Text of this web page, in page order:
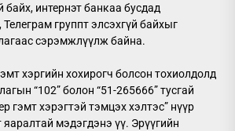
интернэт банкаа бусдад
группт элсэхгүй байхыг
сэрэмжлүүлж байна.
хэргийн хохирогч болсон тохиолдолд
“102” болон “51-265666” тусгай
гэмт хэрэгтэй тэмцэх хэлтэс” нүүр
мэдэгдэнэ үү. Эрүүгийн